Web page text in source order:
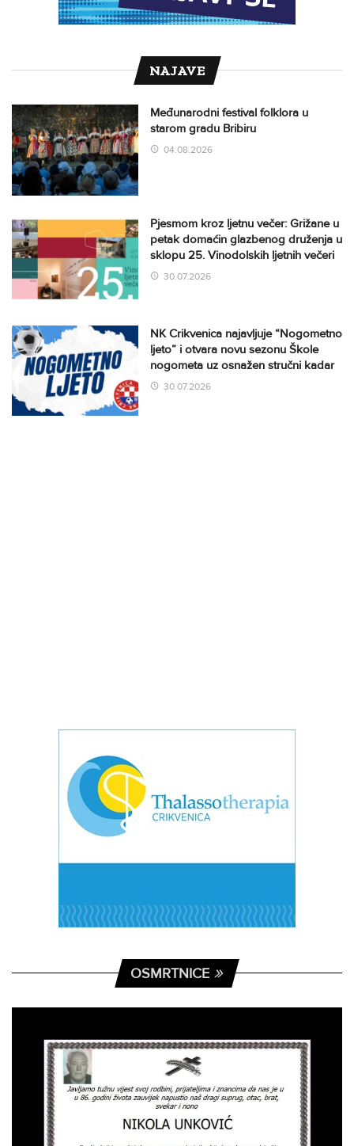
NAJAVE
Međunarodni festival folklora u
starom gradu Bribiru
04.08.2026
Pjesmom kroz ljetnu večer: Grižane u
petak domaćin glazbenog druženja u
sklopu 25. Vinodolskih ljetnih večeri
30.07.2026
NK Crikvenica najavljuje “Nogometno
ljeto” i otvara novu sezonu Škole
nogometa uz osnažen stručni kadar
30.07.2026
OSMRTNICE